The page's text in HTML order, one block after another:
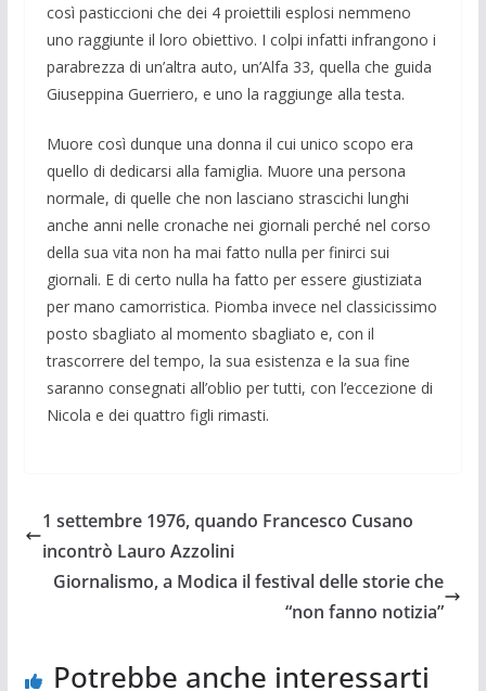
così pasticcioni che dei 4 proiettili esplosi nemmeno
uno raggiunte il loro obiettivo. I colpi infatti infrangono i
parabrezza di un’altra auto, un’Alfa 33, quella che guida
Giuseppina Guerriero, e uno la raggiunge alla testa.
Muore così dunque una donna il cui unico scopo era
quello di dedicarsi alla famiglia. Muore una persona
normale, di quelle che non lasciano strascichi lunghi
anche anni nelle cronache nei giornali perché nel corso
della sua vita non ha mai fatto nulla per finirci sui
giornali. E di certo nulla ha fatto per essere giustiziata
per mano camorristica. Piomba invece nel classicissimo
posto sbagliato al momento sbagliato e, con il
trascorrere del tempo, la sua esistenza e la sua fine
saranno consegnati all’oblio per tutti, con l’eccezione di
Nicola e dei quattro figli rimasti.
1 settembre 1976, quando Francesco Cusano
incontrò Lauro Azzolini
Giornalismo, a Modica il festival delle storie che
“non fanno notizia”
Potrebbe anche interessarti